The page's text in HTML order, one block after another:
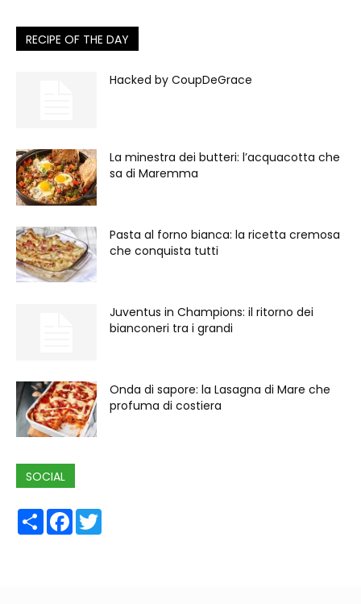
RECIPE OF THE DAY
Hacked by CoupDeGrace
La minestra dei butteri: l’acquacotta che
sa di Maremma
Pasta al forno bianca: la ricetta cremosa
che conquista tutti
Juventus in Champions: il ritorno dei
bianconeri tra i grandi
Onda di sapore: la Lasagna di Mare che
profuma di costiera
SOCIAL
ShareFacebook